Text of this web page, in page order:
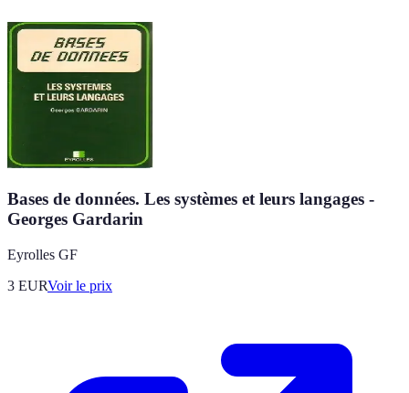
Bases de données. Les systèmes et leurs langages -
Georges Gardarin
Eyrolles GF
3 EURVoir le prix